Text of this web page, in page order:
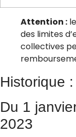
Attention :
des limites
collectives
Historique
Du 1
2023